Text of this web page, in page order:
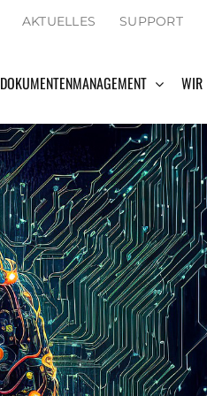
AKTUELLES SUPPORT
DOKUMENTENMANAGEMENT WIR